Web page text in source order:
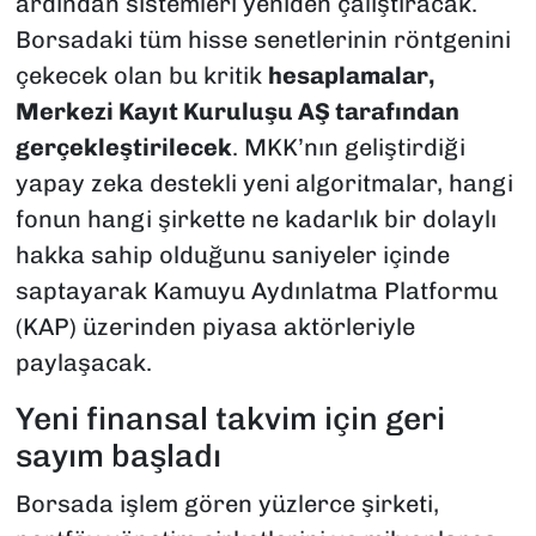
Borsadaki tüm hisse senetlerinin röntgenini
çekecek olan bu kritik hesaplamalar,
Merkezi Kayıt Kuruluşu AŞ tarafından
gerçekleştirilecek. MKK’nın geliştirdiği
yapay zeka destekli yeni algoritmalar, hangi
fonun hangi şirkette ne kadarlık bir dolaylı
hakka sahip olduğunu saniyeler içinde
saptayarak Kamuyu Aydınlatma Platformu
(KAP) üzerinden piyasa aktörleriyle
paylaşacak.
​Yeni finansal takvim için geri
sayım başladı
​Borsada işlem gören yüzlerce şirketi,